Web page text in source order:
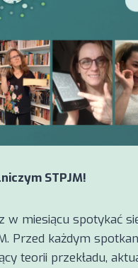
STPJM!
w miesiącu spotykać
Przed każdym
teorii przekładu,